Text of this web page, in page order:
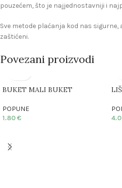
pouzećem, što je najjednostavniji i
Sve metode plaćanja kod nas sigurne,
zaštićeni.
Povezani proizvodi
BUKET MALI BUKET
POPUNE
1.80€